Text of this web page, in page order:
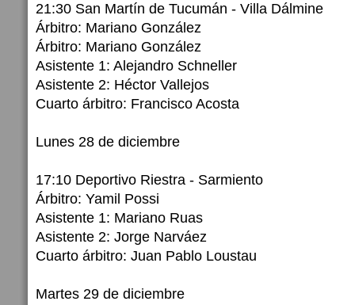
21:30 San Martín de Tucumán - Villa Dálmine
Árbitro: Mariano González
Árbitro: Mariano González
Asistente 1: Alejandro Schneller
Asistente 2: Héctor Vallejos
Cuarto árbitro: Francisco Acosta
Lunes 28 de diciembre
17:10 Deportivo Riestra - Sarmiento
Árbitro: Yamil Possi
Asistente 1: Mariano Ruas
Asistente 2: Jorge Narváez
Cuarto árbitro: Juan Pablo Loustau
Martes 29 de diciembre